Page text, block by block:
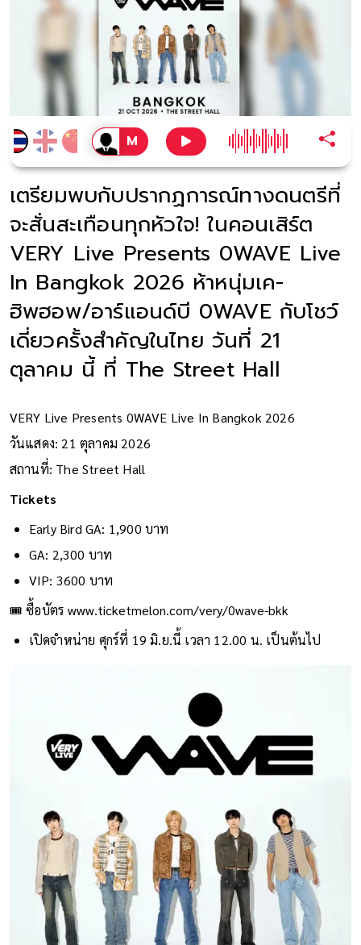
เตรียมพบกับปรากฏการณ์ทางดนตรีที่
จะสั่นสะเทือนทุกหัวใจ! ในคอนเสิร์ต
VERY Live Presents 0WAVE Live
In Bangkok 2026 ห้าหนุ่มเค-
ฮิพฮอพ/อาร์แอนด์บี 0WAVE กับโชว์
เดี่ยวครั้งสำคัญในไทย วันที่ 21
ตุลาคม นี้ ที่ The Street Hall
VERY Live Presents 0WAVE Live In Bangkok 2026
วันแสดง: 21 ตุลาคม 2026
สถานที่: The Street Hall
Tickets
Early Bird GA: 1,900 บาท
GA: 2,300 บาท
VIP: 3600 บาท
🎟️ ซื้อบัตรwww.ticketmelon.com/very/0wave-bkk
เปิดจำหน่าย ศุกร์ที่ 19 มิ.ย.นี้ เวลา 12.00 น. เป็นต้นไป